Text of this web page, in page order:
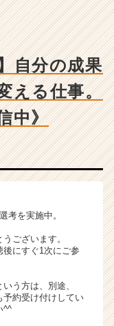
自分の成果
える仕事。
中》
考を実施中。
ございます。
にすぐ1次にご参
う方は、別途、
予約受け付けしてい
^^